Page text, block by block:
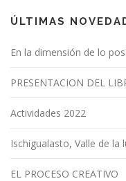
ÚLTIMAS
En la dimensión de lo
PRESENTACION DEL
Actividades 2022
Ischigualasto, Valle de la
EL PROCESO CREATIVO